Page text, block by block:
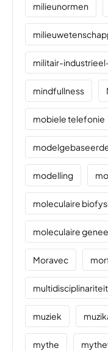
milieunormen
militair-
mindfullness
mobiele telefonie
modelling
moleculaire
moleculaire
Moravec
multidisciplinariteit
muziek
mythe